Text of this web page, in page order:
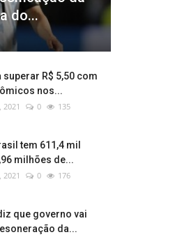
do...
superar R$ 5,50 com
nos...
2021 0 135
tem 611,4 mil
milhões de...
2021 0 176
que governo vai
da...